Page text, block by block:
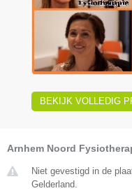
BEKIJK VOLLEDIG
Arnhem Noord
Niet gevestigd in de
Gelderland.